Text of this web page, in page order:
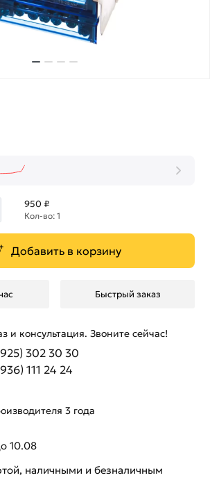
3 года
10.08
наличными и безналичным
950 ₽
Кол-во: 1
Добавить в корзину
Быстрый заказ
и консультация. Звоните сейчас!
302 30 30
111 24 24